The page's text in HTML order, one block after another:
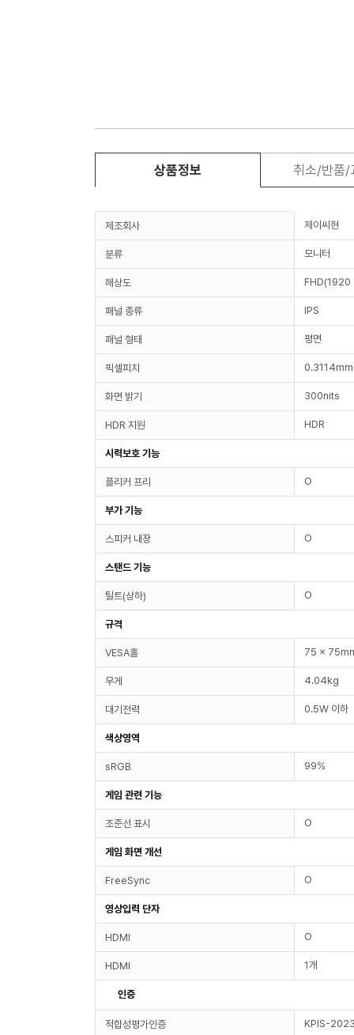
상품정보 취소/반품/
제조회사 제이씨현
분류 모니터
해상도
패널 종류 IPS
패널 형태 평면
픽셀피치 0.3114mm
화면 밝기 300nits
HDR 지원 HDR
시력보호 기능
플리커 프리 O
부가 기능
스피커 내장 O
스탠드 기능
틸트(상하) O
규격
VESA홀 75 x
무게 4.04kg
대기전력 0.5W 이하
색상영역
sRGB 99%
게임 관련 기능
조준선 표시 O
게임 화면 개선
FreeSync O
영상입력 단자
HDMI O
HDMI 1개
인증
적합성평가인증 KPIS-